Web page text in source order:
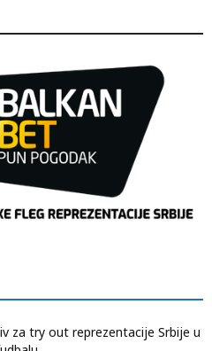
za try out reprezentacije Srbije u